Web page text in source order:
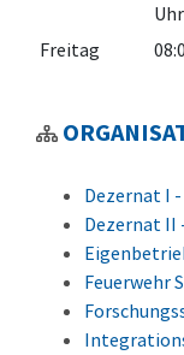
Uhr
Freitag
Dezernat I
Dezernat II
Feuerwehr